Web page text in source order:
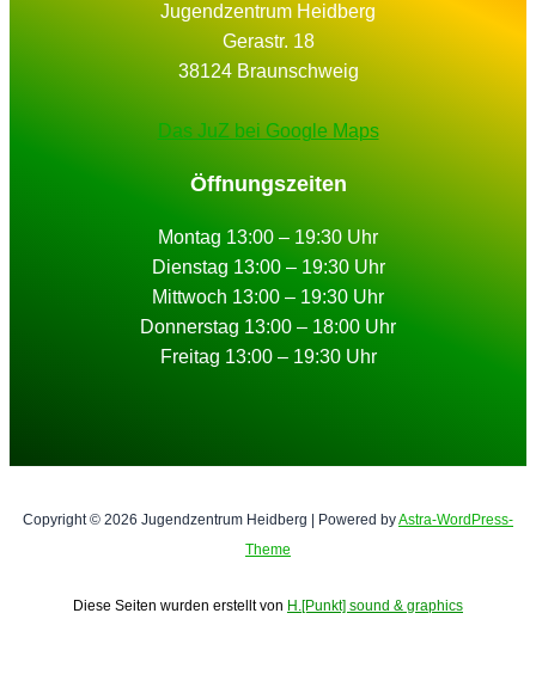
Jugendzentrum Heidberg
Gerastr. 18
38124 Braunschweig
Das JuZ bei Google Maps
Öffnungszeiten
Montag 13:00 – 19:30 Uhr
Dienstag 13:00 – 19:30 Uhr
Mittwoch 13:00 – 19:30 Uhr
Donnerstag 13:00 – 18:00 Uhr
Freitag 13:00 – 19:30 Uhr
Copyright © 2026 Jugendzentrum Heidberg | Powered byAstra-WordPress-
Theme
Diese Seiten wurden erstellt von H.[Punkt] sound & graphics